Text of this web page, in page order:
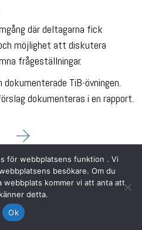
där deltagarna fick
möjlighet att diskutera
frågeställningar.
dokumenterade TiB-övningen.
dokumenteras i en rapport.
för webbplatsens funktion . Vi
besökare. Om du
kommer vi att anta att
detta.
Ok